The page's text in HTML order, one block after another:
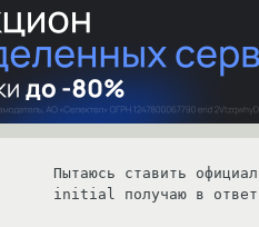
Пытаюсь ставить
initial получаю в